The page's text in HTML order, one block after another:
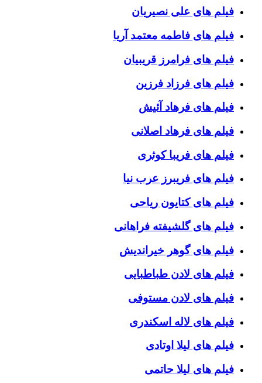
فیلم های علی نصیریان
فیلم های فاطمه معتمد آریا
فیلم های فرامرز قریبیان
فیلم های فرزاد فرزین
فیلم های فرهاد آئیش
فیلم های فرهاد اصلانی
فیلم های فریبا کوثری
فیلم های فریبرز عرب نیا
فیلم های کتایون ریاحی
فیلم های گلشیفته فراهانی
فیلم های گوهر خیراندیش
فیلم های لادن طباطبایی
فیلم های لادن مستوفی
فیلم های لاله اسکندری
فیلم های لیلا اوتادی
فیلم های لیلا حاتمی